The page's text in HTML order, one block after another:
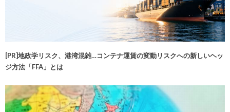
[PR]地政学リスク、港湾混雑…コンテナ運賃の変動リスクへの新しいヘッ
ジ方法「FFA」とは